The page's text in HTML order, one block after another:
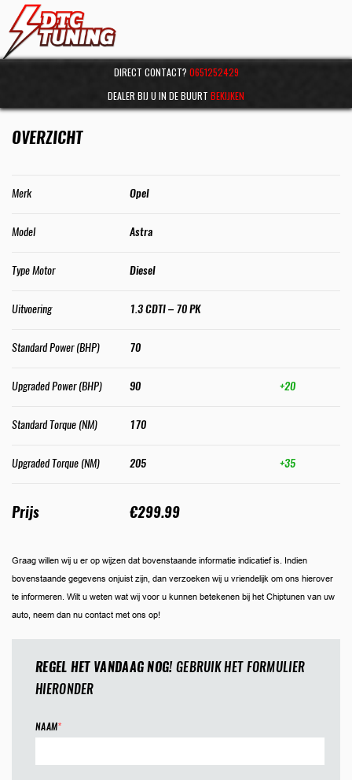
DIRECT CONTACT? 0651252429
DEALER BIJ U IN DE BUURT BEKIJKEN
OVERZICHT
Merk Opel
Model Astra
Type Motor Diesel
Uitvoering 1.3 CDTI – 70 PK
Standard Power (BHP) 70
Upgraded Power (BHP) 90 +20
Standard Torque (NM) 170
Upgraded Torque (NM) 205 +35
Prijs €299.99
Graag willen wij u er op wijzen dat bovenstaande informatie indicatief is. Indien
bovenstaande gegevens onjuist zijn, dan verzoeken wij u vriendelijk om ons hierover
te informeren. Wilt u weten wat wij voor u kunnen betekenen bij het Chiptunen van uw
auto, neem dan nu contact met ons op!
REGEL HET VANDAAG NOG!GEBRUIK HET FORMULIER
HIERONDER
NAAM*